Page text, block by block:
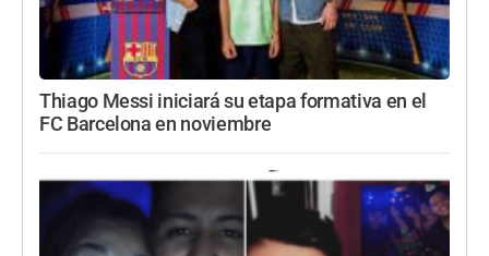
Thiago Messi iniciará su etapa formativa en el
FC Barcelona en noviembre